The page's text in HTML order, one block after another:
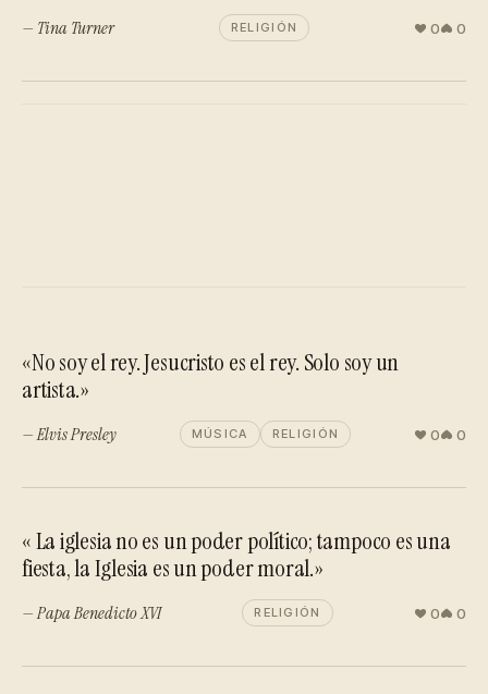
— Tina Turner RELIGIÓN 0 0
«No soy el rey. Jesucristo es el rey. Solo soy un
artista.»
— Elvis Presley MÚSICA RELIGIÓN 0 0
« La iglesia no es un poder político; tampoco es una
fiesta, la Iglesia es un poder moral.»
— Papa Benedicto XVI RELIGIÓN 0 0